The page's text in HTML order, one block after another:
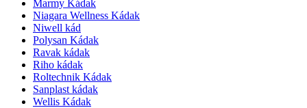
Marmy Kádak
Niagara Wellness Kádak
Niwell kád
Polysan Kádak
Ravak kádak
Riho kádak
Roltechnik Kádak
Sanplast kádak
Wellis Kádak